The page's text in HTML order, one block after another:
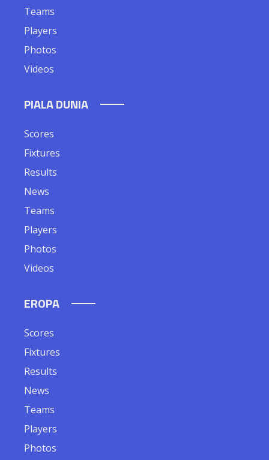
Teams
Players
Photos
Videos
PIALA DUNIA
Scores
Fixtures
Results
News
Teams
Players
Photos
Videos
EROPA
Scores
Fixtures
Results
News
Teams
Players
Photos